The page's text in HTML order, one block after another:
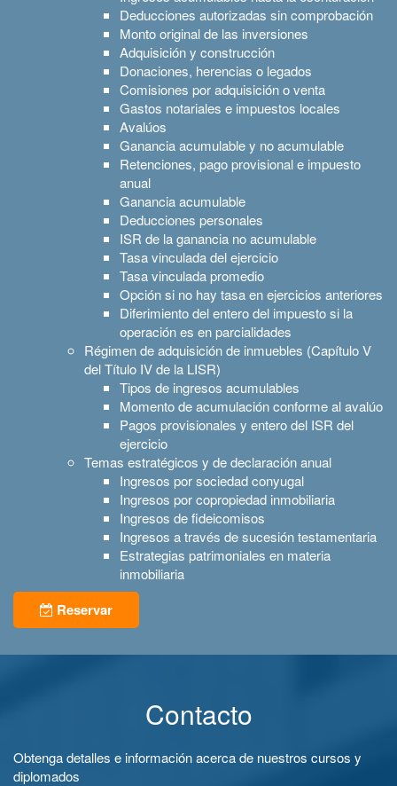
Deducciones autorizadas sin comprobación
Monto original de las inversiones
Adquisición y construcción
Donaciones, herencias o legados
Comisiones por adquisición o venta
Gastos notariales e impuestos locales
Avalúos
Ganancia acumulable y no acumulable
Retenciones, pago provisional e impuesto
anual
Ganancia acumulable
Deducciones personales
ISR de la ganancia no acumulable
Tasa vinculada del ejercicio
Tasa vinculada promedio
Opción si no hay tasa en ejercicios anteriores
Diferimiento del entero del impuesto si la
operación es en parcialidades
Régimen de adquisición de inmuebles (Capítulo V
del Título IV de la LISR)
Tipos de ingresos acumulables
Momento de acumulación conforme al avalúo
Pagos provisionales y entero del ISR del
ejercicio
Temas estratégicos y de declaración anual
Ingresos por sociedad conyugal
Ingresos por copropiedad inmobiliaria
Ingresos de fideicomisos
Ingresos a través de sucesión testamentaria
Estrategias patrimoniales en materia
inmobiliaria
Reservar
Contacto
Obtenga detalles e información acerca de nuestros cursos y
diplomados